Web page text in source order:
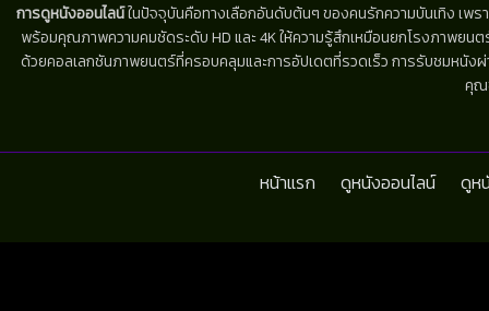
การดูหนังออนไลน์ในปัจจุบันคือทางเลือกอันดับต้นๆ ของคนรักความบันเทิง เพร
พร้อมคุณภาพความคมชัดระดับ HD และ 4K ให้ความรู้สึกเหมือนยกโรงภาพยน
ด้วยคอลเลกชันภาพยนตร์ที่ครอบคลุมและการอัปเดตที่รวดเร็ว การรับชมหนัง
คุณ
หน้าแรก ดูหนังออนไลน์ ดูห